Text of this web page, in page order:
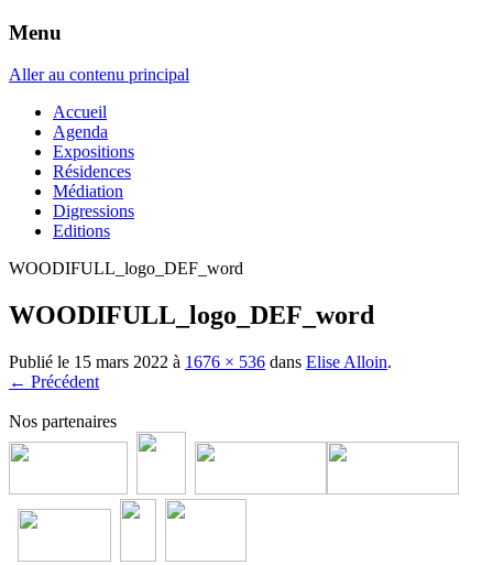
Menu
Aller au contenu principal
Accueil
Agenda
Expositions
Résidences
Médiation
Digressions
Editions
WOODIFULL_logo_DEF_word
WOODIFULL_logo_DEF_word
Publié le 15 mars 2022 à 1676 × 536 dans Elise Alloin.
← Précédent
Nos partenaires